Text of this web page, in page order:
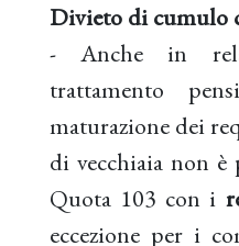
Divieto di cumulo
- Anche in
trattamento
maturazione dei
di vecchiaia non
Quota 103 con i
eccezione per i